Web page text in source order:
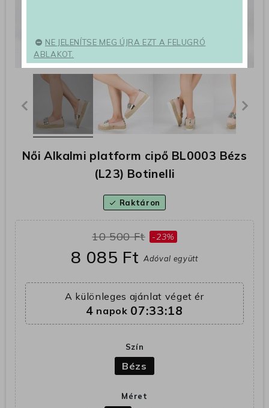
Női Alkalmi platform cipő BL0003 Bézs
(L23) Botinelli
check Raktáron
10 500 Ft -23%
8 085 FtAdóval együtt
A különleges ajánlat véget ér
4 napok 07:33:17
Szín
Bézs
Méret
NE JELENÍTSE MEG ÚJRA EZT A FELUGRÓ
ABLAKOT.